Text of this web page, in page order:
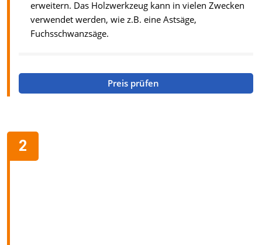
erweitern. Das Holzwerkzeug kann in vielen Zwecken
verwendet werden, wie z.B. eine Astsäge,
Fuchsschwanzsäge.
Preis prüfen